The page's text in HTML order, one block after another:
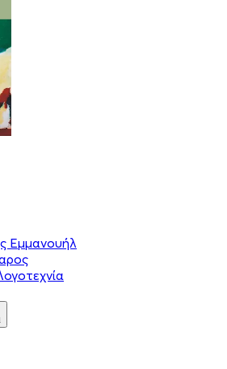
Εμμανουήλ